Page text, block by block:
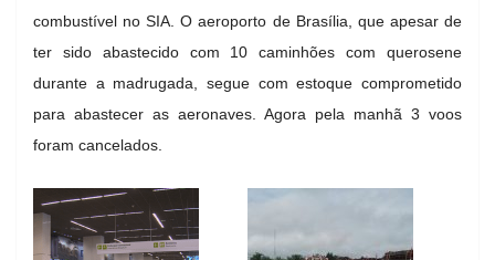
combustível no SIA. O aeroporto de Brasília, que apesar de
ter sido abastecido com 10 caminhões com querosene
durante a madrugada, segue com estoque comprometido
para abastecer as aeronaves. Agora pela manhã 3 voos
foram cancelados.